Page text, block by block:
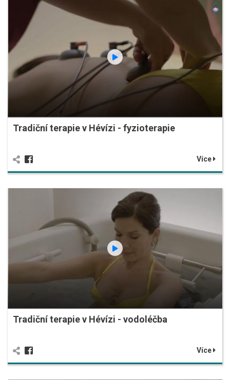
Tradiční terapie v Hévízi - fyzioterapie
Více
Tradiční terapie v Hévízi - vodoléčba
Více